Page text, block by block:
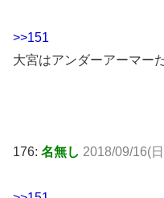
>>151
大宮はアンダーアーマー
176: 名無し 2018/09/16(